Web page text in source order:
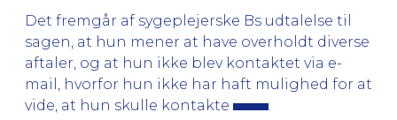
Det fremgår af sygeplejerske Bs udtalelse til
sagen, at hun mener at have overholdt diverse
aftaler, og at hun ikke blev kontaktet via e-
mail, hvorfor hun ikke har haft mulighed for at
vide, at hun skulle kontakte